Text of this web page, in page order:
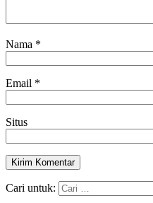
Nama *
Email *
Situs
Cari untuk: